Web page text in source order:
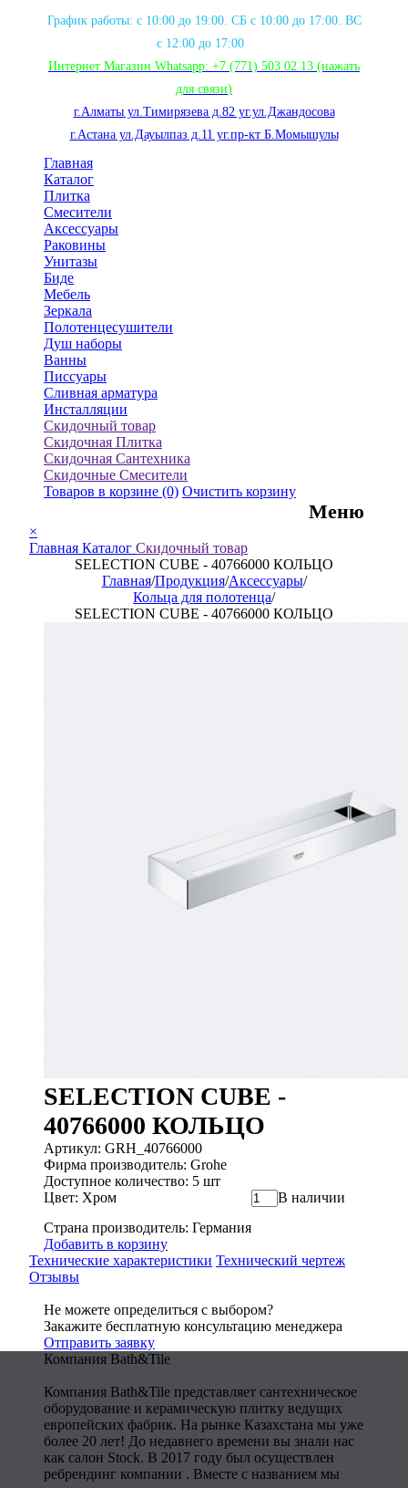
График работы: с 10:00 до 19:00. СБ с 10:00 до 17:00. ВС
с 12:00 до 17:00
Интернет Магазин Whatsapp: +7 (771) 503 02 13 (нажать
для связи)
г.Алматы ул.Тимирязева д.82 уг.ул.Джандосова
г.Астана ул.Дауылпаз д.11 уг.пр-кт Б.Момышулы
Главная
Каталог
Плитка
Смесители
Аксессуары
Раковины
Унитазы
Биде
Мебель
Зеркала
Полотенцесушители
Душ наборы
Ванны
Писсуары
Сливная арматура
Инсталляции
Скидочный товар
Скидочная Плитка
Скидочная Сантехника
Скидочные Смесители
Товаров в корзине (0) Очистить корзину
Меню
×
Главная Каталог Скидочный товар
SELECTION CUBE - 40766000 КОЛЬЦО
Главная/Продукция/Аксессуары/
Кольца для полотенца/
SELECTION CUBE - 40766000 КОЛЬЦО
SELECTION CUBE -
40766000 КОЛЬЦО
Артикул: GRH_40766000
Фирма производитель: Grohe
Доступное количество: 5 шт
Цвет: Хром
Страна производитель: Германия
В наличии
Добавить в корзину
Технические характеристики Технический чертеж
Отзывы
Не можете определиться с выбором?
Закажите бесплатную консультацию менеджера
Отправить заявку
Компания Bath&Tile
Компания Bath&Tile представляет сантехническое
оборудование и керамическую плитку ведущих
европейских фабрик. На рынке Казахстана мы уже
более 20 лет! До недавнего времени вы знали нас
как салон Stock. В 2017 году был осуществлен
ребрендинг компании . Вместе с названием мы